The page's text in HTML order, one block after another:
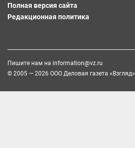
Полная версия сайта
Редакционная политика
Пишите нам на information@vz.ru
© 2005 — 2026 ООО Деловая газета «Взгляд»